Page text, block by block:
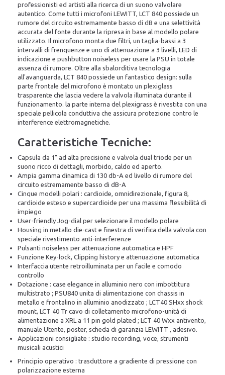
professionisti ed artisti alla ricerca di un suono valvolare
autentico. Come tutti i microfoni LEWITT, LCT 840 possiede un
rumore del circuito estremamente basso di dB e una selettività
accurata del fonte durante la ripresa in base al modello polare
utilizzato. Il microfono monta due filtri, un taglia-bassi a 3
intervalli di frenquenze e uno di attenuazione a 3 livelli, LED di
indicazione e pushbutton noiseless per usare la PSU in totale
assenza di rumore. Oltre alla sbalorditiva tecnologia
all'avanguarda, LCT 840 possiede un fantastico design: sulla
parte frontale del microfono è montato un plexiglass
trasparente che lascia vedere la valvola illuminata durante il
funzionamento. la parte interna del plexigrass è rivestita con una
speciale pellicola conduttiva che assicura protezione contro le
interference elettromagnetiche.
Caratteristiche Tecniche:
Capsula da 1" ad alta precisione e valvola dual triode per un
suono ricco di dettagli, morbido, caldo ed aperto.
Ampia gamma dinamica di 130 db-A ed livello di rumore del
circuito estremamente basso di dB-A
Cinque modelli polari : cardioide, omnidirezionale, figura 8,
cardioide esteso e supercardioide per una massima flessibilità di
impiego
User-friendly Jog-dial per selezionare il modello polare
Housing in metallo die-cast e finestra di verifica della valvola con
speciale rivestimento anti-interferenze
Pulsanti noiseless per attenuazione automatica e HPF
Funzione Key-lock, Clipping history e attenuazione automatica
Interfaccia utente retroilluminata per un facile e comodo
controllo
Dotazione : case elegance in alluminio nero con imbottitura
multistrato ; PSU840 unita di alimentazione con chassis in
metallo e frontalino in alluminio anodizzato ; LCT40 SHxx shock
mount, LCT 40 Tr cavo di colletamento microfono-unità di
alimentazione a XRL a 11 pin gold plated ; LCT 40 Wxx antivento,
manuale Utente, poster, scheda di garanzia LEWITT , adesivo.
Applicazioni consigliate : studio recording, voce, strumenti
musicali acustici
Principio operativo : trasduttore a gradiente di pressione con
polarizzazione esterna